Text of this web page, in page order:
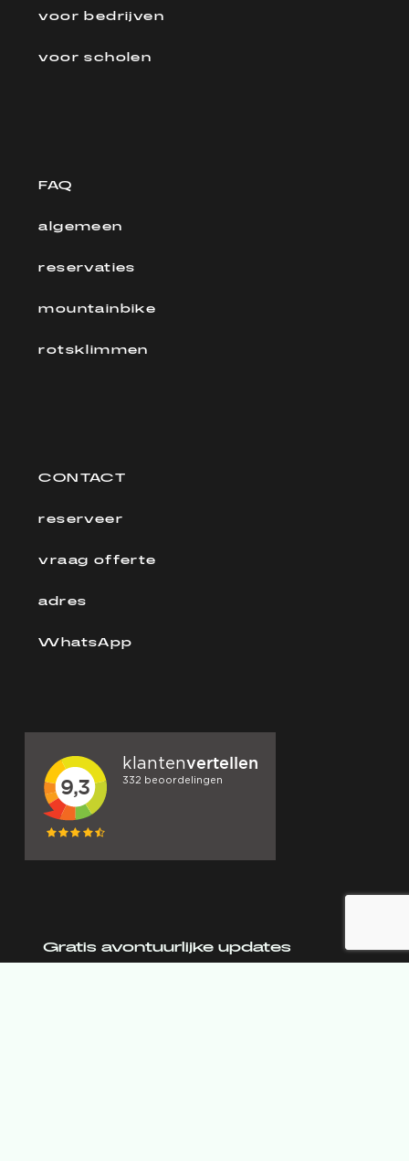
voor bedrijven
voor scholen
FAQ
algemeen
reservaties
mountainbike
rotsklimmen
CONTACT
reserveer
vraag offerte
adres
WhatsApp
Gratis avontuurlijke updates